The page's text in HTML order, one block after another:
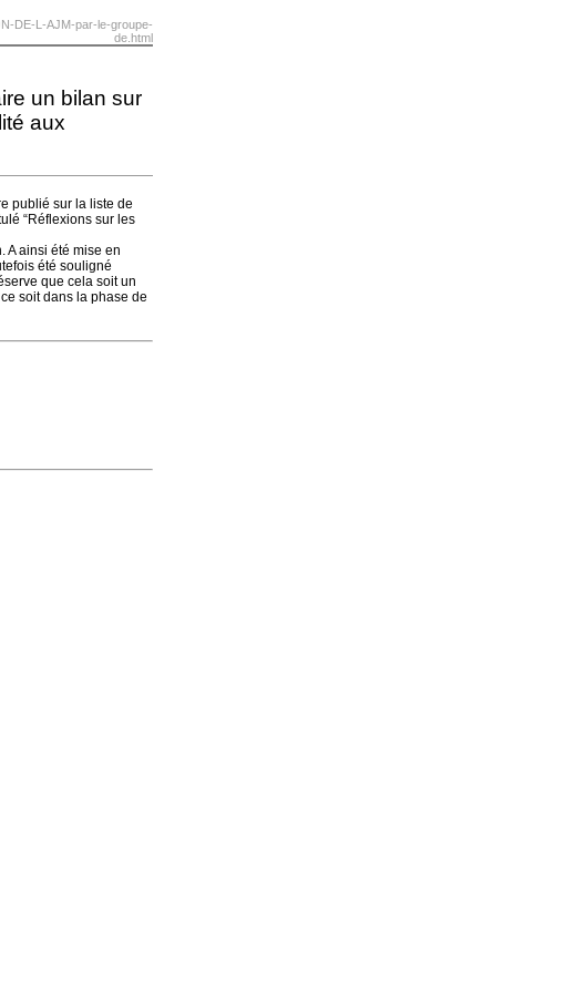
DE-L-AJM-par-le-groupe-
de.html
un bilan sur
aux
publié sur la liste de
“Réflexions sur les
A ainsi été mise en
été souligné
que cela soit un
soit dans la phase de